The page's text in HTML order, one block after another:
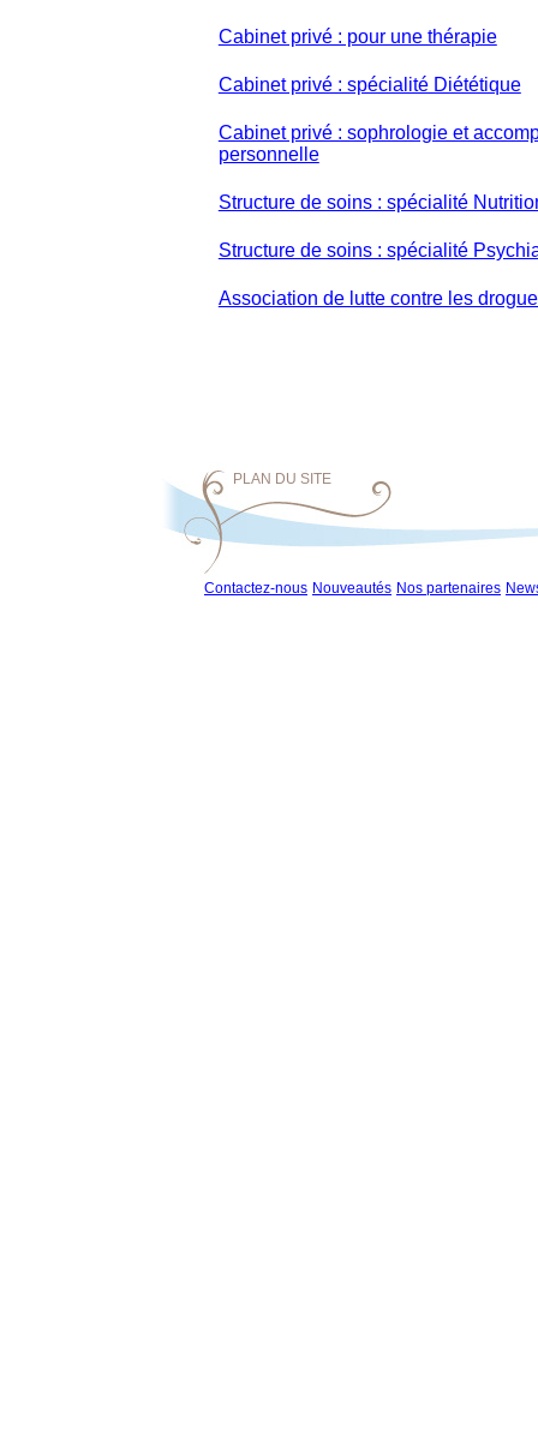
Cabinet privé : pour une thérapie
Cabinet privé : spécialité Diététique
Cabinet privé : sophrologie et
personnelle
Structure de soins : spécialité
Structure de soins : spécialité
Association de lutte contre les
PLAN DU SITE
Contactez-nous Nouveautés Nos partenaires